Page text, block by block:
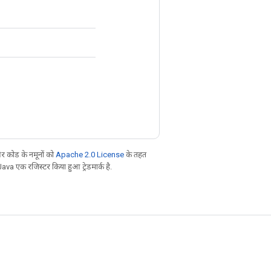
कोड के नमूनों को Apache 2.0 License के तहत
एक रजिस्टर किया हुआ ट्रेडमार्क है.